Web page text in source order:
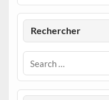
Rechercher